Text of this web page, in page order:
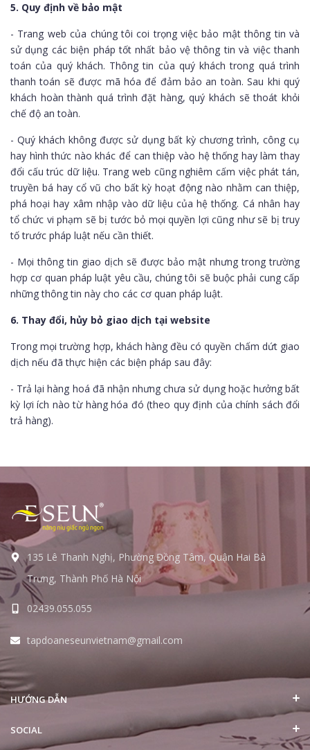
5. Quy định về bảo mật
- Trang web của chúng tôi coi trọng việc bảo mật thông tin và
sử dụng các biện pháp tốt nhất bảo vệ thông tin và việc thanh
toán của quý khách. Thông tin của quý khách trong quá trình
thanh toán sẽ được mã hóa để đảm bảo an toàn. Sau khi quý
khách hoàn thành quá trình đặt hàng, quý khách sẽ thoát khỏi
chế độ an toàn.
- Quý khách không được sử dụng bất kỳ chương trình, công cụ
hay hình thức nào khác để can thiệp vào hệ thống hay làm thay
đổi cấu trúc dữ liệu. Trang web cũng nghiêm cấm việc phát tán,
truyền bá hay cổ vũ cho bất kỳ hoạt động nào nhằm can thiệp,
phá hoại hay xâm nhập vào dữ liệu của hệ thống. Cá nhân hay
tổ chức vi phạm sẽ bị tước bỏ mọi quyền lợi cũng như sẽ bị truy
tố trước pháp luật nếu cần thiết.
- Mọi thông tin giao dịch sẽ được bảo mật nhưng trong trường
hợp cơ quan pháp luật yêu cầu, chúng tôi sẽ buộc phải cung cấp
những thông tin này cho các cơ quan pháp luật.
6. Thay đổi, hủy bỏ giao dịch tại website
Trong mọi trường hợp, khách hàng đều có quyền chấm dứt giao
dịch nếu đã thực hiện các biện pháp sau đây:
- Trả lại hàng hoá đã nhận nhưng chưa sử dụng hoặc hưởng bất
kỳ lợi ích nào từ hàng hóa đó (theo quy định của chính sách đổi
trả hàng).
135 Lê Thanh Nghị, Phường Đồng Tâm, Quận Hai Bà
Trưng, Thành Phố Hà Nội
02439.055.055
tapdoaneseunvietnam@gmail.com
HƯỚNG DẪN
SOCIAL